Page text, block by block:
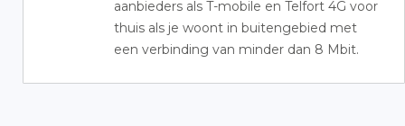
aanbieders als T-mobile en Telfort 4G voor
thuis als je woont in buitengebied met
een verbinding van minder dan 8 Mbit.